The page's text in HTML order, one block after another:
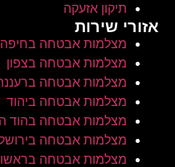
תיקון אזעקה
אזורי שירות
מצלמות אבטחה בחיפה
מצלמות אבטחה בצפון
מצלמות אבטחה
מצלמות אבטחה ביהוד
מצלמות אבטחה בהוד
מצלמות אבטחה
מצלמות אבטחה בראשון